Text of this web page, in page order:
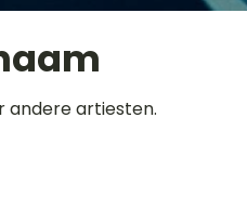
andere artiesten.